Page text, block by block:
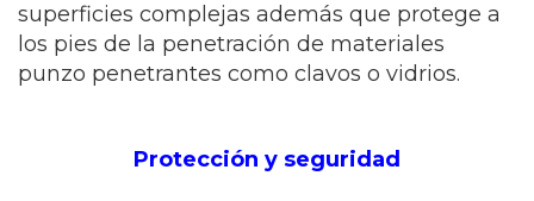
superficies complejas además que protege a
los pies de la penetración de materiales
punzo penetrantes como clavos o vidrios.
Protección y seguridad